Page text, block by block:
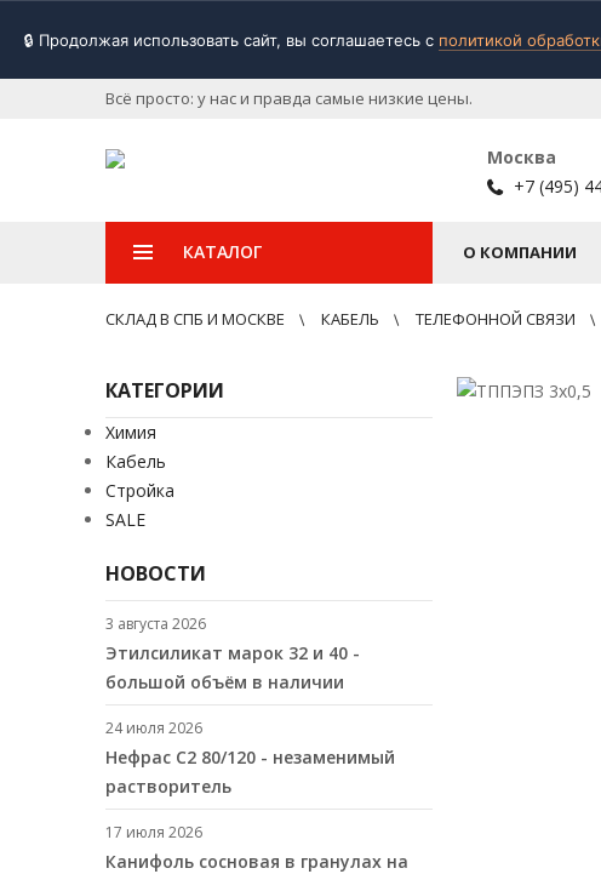
🔒 Продолжая использовать сайт, вы соглашаетесь с политикой
Всё просто: у нас и правда самые низкие цены.
Москва
+7 (495)
КАТАЛОГ О КОМПАНИИ
СКЛАД В СПБ И МОСКВЕ КАБЕЛЬ ТЕЛЕФОННОЙ СВЯЗИ
КАТЕГОРИИ
Химия
Кабель
Стройка
SALE
НОВОСТИ
3 августа 2026
Этилсиликат марок 32 и 40 -
большой объём в наличии
24 июля 2026
Нефрас С2 80/120 - незаменимый
растворитель
17 июля 2026
Канифоль сосновая в гранулах на